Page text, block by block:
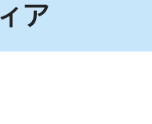
ア